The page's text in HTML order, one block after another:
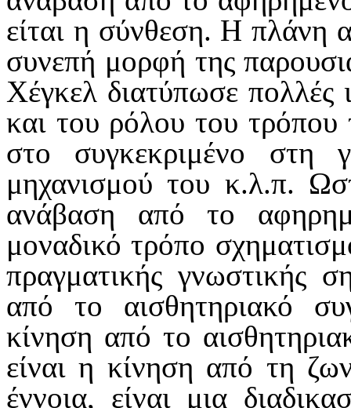
είται η σύνθεση. Η πλάνη
συνεπή μορφή της
Χέγκελ διατύπωσε πολλές
και του ρόλου του
στο συγκεκριμένο στη
μηχανισμού του κ.λ.π.
ανάβαση από το
μοναδικό τρόπο
πραγματικής γνωστικής
από το αισθητηριακό
κίνηση από το
είναι η κίνηση από τη
έννοια, είναι μια